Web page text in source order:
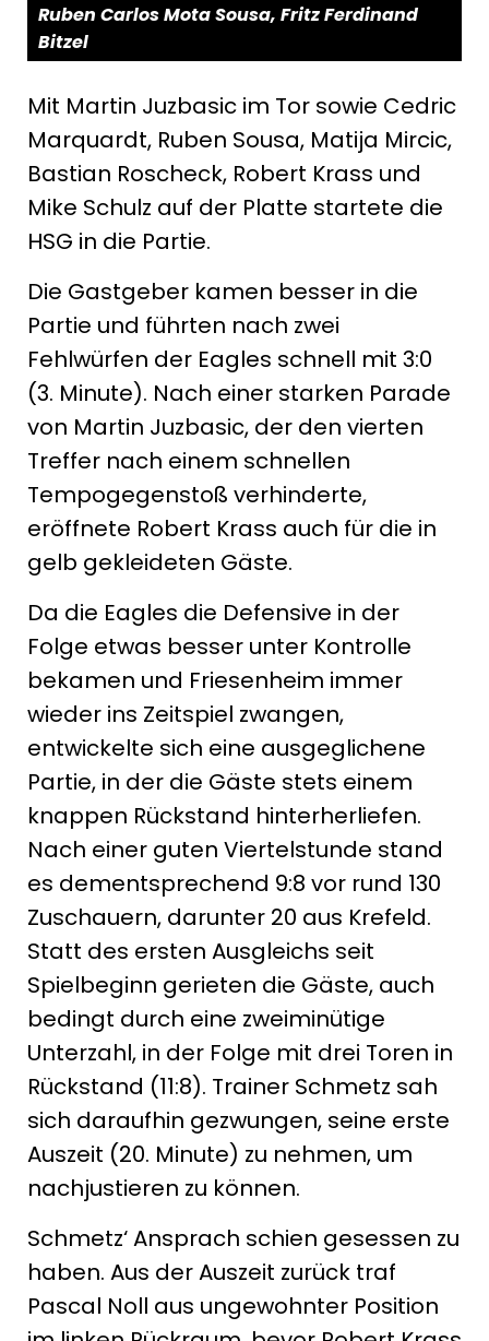
Ruben Carlos Mota Sousa, Fritz Ferdinand
Bitzel
Mit Martin Juzbasic im Tor sowie Cedric
Marquardt, Ruben Sousa, Matija Mircic,
Bastian Roscheck, Robert Krass und
Mike Schulz auf der Platte startete die
HSG in die Partie.
Die Gastgeber kamen besser in die
Partie und führten nach zwei
Fehlwürfen der Eagles schnell mit 3:0
(3. Minute). Nach einer starken Parade
von Martin Juzbasic, der den vierten
Treffer nach einem schnellen
Tempogegenstoß verhinderte,
eröffnete Robert Krass auch für die in
gelb gekleideten Gäste.
Da die Eagles die Defensive in der
Folge etwas besser unter Kontrolle
bekamen und Friesenheim immer
wieder ins Zeitspiel zwangen,
entwickelte sich eine ausgeglichene
Partie, in der die Gäste stets einem
knappen Rückstand hinterherliefen.
Nach einer guten Viertelstunde stand
es dementsprechend 9:8 vor rund 130
Zuschauern, darunter 20 aus Krefeld.
Statt des ersten Ausgleichs seit
Spielbeginn gerieten die Gäste, auch
bedingt durch eine zweiminütige
Unterzahl, in der Folge mit drei Toren in
Rückstand (11:8). Trainer Schmetz sah
sich daraufhin gezwungen, seine erste
Auszeit (20. Minute) zu nehmen, um
nachjustieren zu können.
Schmetz‘ Ansprach schien gesessen zu
haben. Aus der Auszeit zurück traf
Pascal Noll aus ungewohnter Position